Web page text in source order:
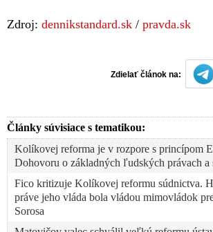
Zdroj: dennikstandard.sk / pravda.sk
Zdielať článok na:
Články súvisiace s tematikou:
Kolíkovej reforma je v rozpore s princípom
Dohovoru o základných ľudských právach a
Fico kritizuje Kolíkovej reformu súdnictva.
práve jeho vláda bola vládou mimovládok
Sorosa